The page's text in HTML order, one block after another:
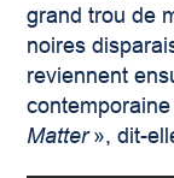
grand trou de
noires
reviennent
Matter», dit-